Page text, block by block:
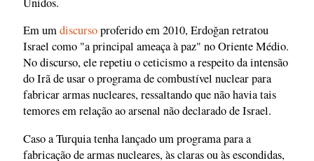
Em umdiscursoproferido em 2010, Erdoğan retratou
Israel como "a principal ameaça à paz" no Oriente Médio.
No discurso, ele repetiu o ceticismo a respeito da intensão
do Irã de usar o programa de combustível nuclear para
fabricar armas nucleares, ressaltando que não havia tais
temores em relação ao arsenal não declarado de Israel.
Caso a Turquia tenha lançado um programa para a
fabricação de armas nucleares, às claras ou às escondidas,